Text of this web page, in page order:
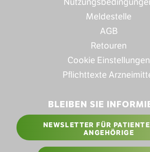
Meldestelle
AGB
Retouren
Cookie Einstellungen
Pflichttexte
BLEIBEN SIE
NEWSLETTER FÜR
ANGEHÖRIGE